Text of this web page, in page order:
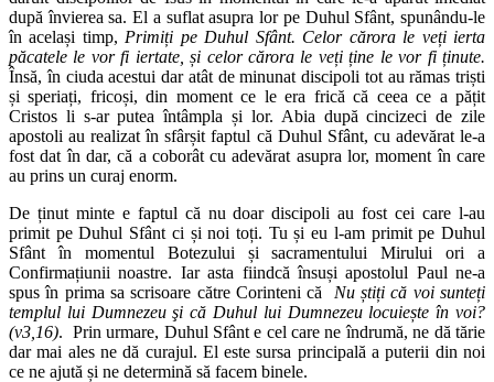
după învierea sa. El a suflat asupra lor pe Duhul Sfânt, spunându-le
în același timp, Primiți pe Duhul Sfânt. Celor cărora le veți ierta
păcatele le vor fi iertate, și celor cărora le veți ține le vor fi ținute.
Însă, în ciuda acestui dar atât de minunat discipoli tot au rămas triști
și speriați, fricoși, din moment ce le era frică că ceea ce a pățit
Cristos li s-ar putea întâmpla și lor. Abia după cincizeci de zile
apostoli au realizat în sfârșit faptul că Duhul Sfânt, cu adevărat le-a
fost dat în dar, că a coborât cu adevărat asupra lor, moment în care
au prins un curaj enorm.
De ținut minte e faptul că nu doar discipoli au fost cei care l-au
primit pe Duhul Sfânt ci și noi toți. Tu și eu l-am primit pe Duhul
Sfânt în momentul Botezului și sacramentului Mirului ori a
Confirmațiunii noastre. Iar asta fiindcă însuși apostolul Paul ne-a
spus în prima sa scrisoare către Corinteni că Nu știți că voi sunteți
templul lui Dumnezeu şi că Duhul lui Dumnezeu locuiește în voi?
(v3,16). Prin urmare, Duhul Sfânt e cel care ne îndrumă, ne dă tărie
dar mai ales ne dă curajul. El este sursa principală a puterii din noi
ce ne ajută și ne determină să facem binele.